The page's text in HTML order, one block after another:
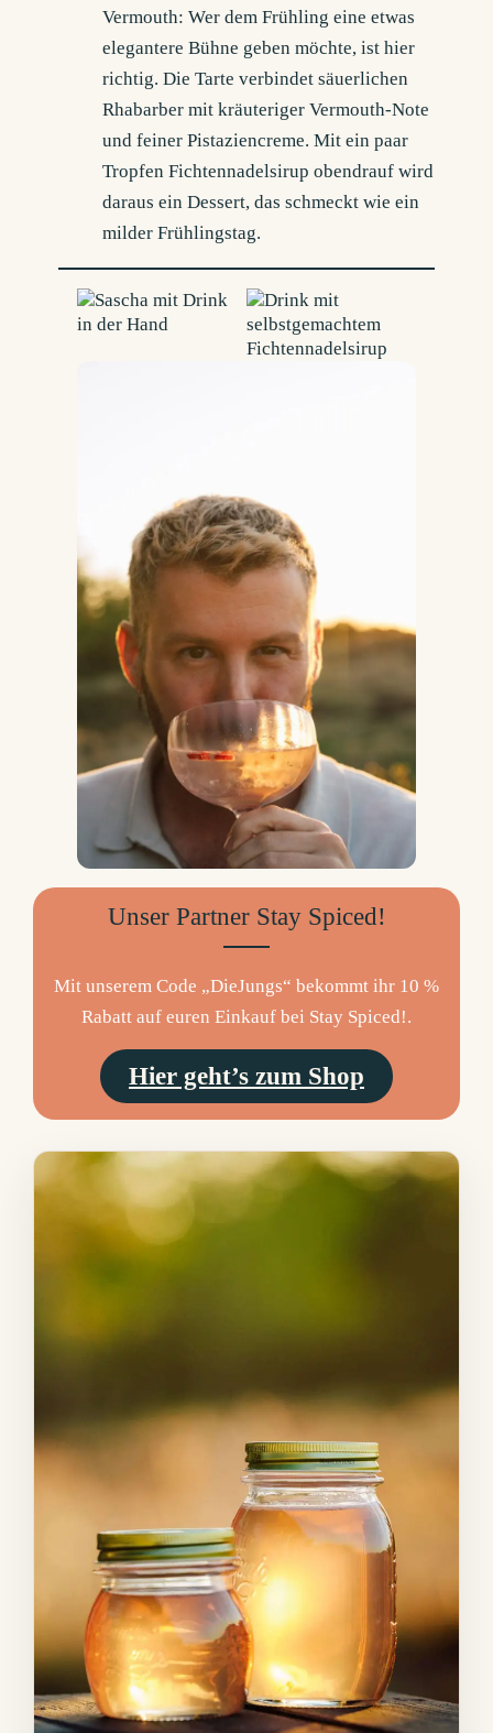
Vermouth: Wer dem Frühling eine etwas
elegantere Bühne geben möchte, ist hier
richtig. Die Tarte verbindet säuerlichen
Rhabarber mit kräuteriger Vermouth-Note
und feiner Pistaziencreme. Mit ein paar
Tropfen Fichtennadelsirup obendrauf wird
daraus ein Dessert, das schmeckt wie ein
milder Frühlingstag.
Unser Partner Stay Spiced!
Mit unserem Code „DieJungs“ bekommt ihr 10 %
Rabatt auf euren Einkauf bei Stay Spiced!.
Hier geht’s zum Shop